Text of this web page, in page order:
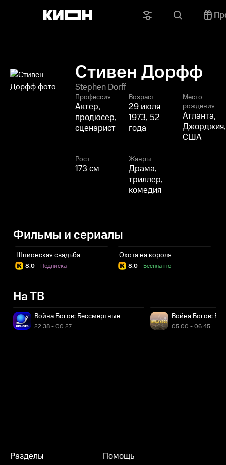
Стивен Дорфф
Stephen Dorff
Профессия
Актер,
продюсер,
сценарист
Возраст
29 июля
1973, 52
года
Место
рождения
Атланта,
Джорджия,
США
Рост
173 см
Жанры
Драма,
триллер,
комедия
Фильмы и сериалы
Шпионская свадьба
8.0 Подписка
·
Охота на короля
8.0 Бесплатно
·
На ТВ
Война Богов: Бессмертные
22:38 - 00:27
Война Богов:
05:00 - 06:45
Разделы Помощь